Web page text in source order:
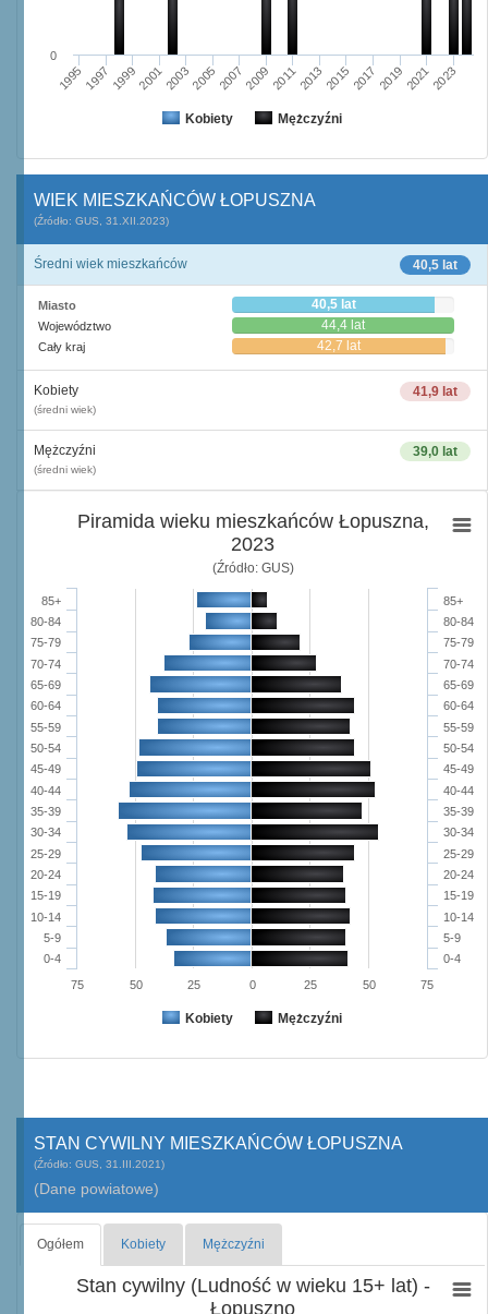
Kobiety Mężczyźni
19951997 1999200120032005200720092011201320152017 201920212023
0
WIEK MIESZKAŃCÓW ŁOPUSZNA
(Źródło: GUS, 31.XII.2023)
40,5 lat
Średni wiek mieszkańców
Miasto 40,5 lat
Województwo 44,4 lat
Cały kraj 42,7 lat
41,9 lat
Kobiety
(średni wiek)
39,0 lat
Mężczyźni
(średni wiek)
Piramida wieku mieszkańców Łopuszna,
2023
(Źródło: GUS)
Kobiety Mężczyźni
0-4
5-9
10-14
15-19
20-24
25-29
30-34
35-39
40-44
45-49
50-54
55-59
60-64
65-69
70-74
75-79
80-84
85+
0-4
5-9
10-14
15-19
20-24
25-29
30-34
35-39
40-44
45-49
50-54
55-59
60-64
65-69
70-74
75-79
80-84
85+
0
75 50 25 25 50 75
STAN CYWILNY MIESZKAŃCÓW ŁOPUSZNA
(Źródło: GUS, 31.III.2021)
(Dane powiatowe)
Ogółem Kobiety Mężczyźni
Stan cywilny (Ludność w wieku 15+ lat) -
Łopuszno